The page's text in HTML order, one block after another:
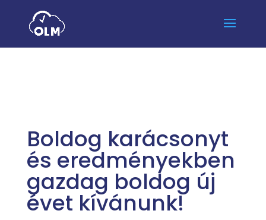
Boldog karácsonyt
és eredményekben
gazdag boldog új
évet kívánunk!